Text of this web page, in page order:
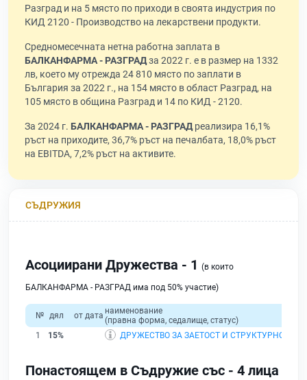
Разград и на 5 място по приходи в своята индустрия по
КИД 2120 - Производство на лекарствени продукти.
Средномесечната нетна работна заплата в
БАЛКАНФАРМА - РАЗГРАДза 2022 г. е в размер на 1332
лв, което му отрежда 24 810 място по заплати в
България за 2022 г., на 154 място в област Разград, на
105 място в община Разград и 14 по КИД - 2120.
За 2024 г. БАЛКАНФАРМА - РАЗГРАДреализира 16,1%
ръст на приходите, 36,7% ръст на печалбата, 18,0% ръст
на EBITDA, 7,2% ръст на активите.
СЪДРУЖИЯ
Асоциирани Дружества - 1 (в които
БАЛКАНФАРМА - РАЗГРАД има под 50% участие)
№ дял от дата наименование
(правна форма, седалище, статус)
1
15% ДРУЖЕСТВО ЗА ЗАЕТОСТ И СТРУКТУРНО
Понастоящем в Съдружие със - 4 лица